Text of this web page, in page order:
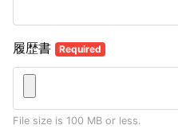
履歴書 Required
File size is 100 MB or less.